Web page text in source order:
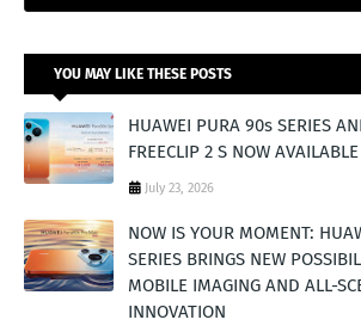
YOU MAY LIKE THESE POSTS
HUAWEI PURA 90s SERIES
FREECLIP 2 S NOW
July 23, 2026
NOW IS YOUR MOMENT:
SERIES BRINGS NEW
MOBILE IMAGING AND ALL-
INNOVATION